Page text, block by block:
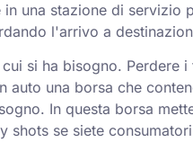
una stazione di servizio
l'arrivo a
si ha bisogno. Perdere
auto una borsa che
In questa borsa
shots se siete